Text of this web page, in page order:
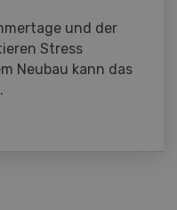
und der
Stress
Neubau kann das